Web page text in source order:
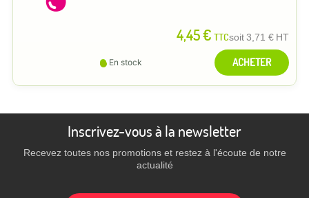
4,45 € TTCsoit3,71 € HT
En stock ACHETER
Inscrivez-vous à la newsletter
Recevez toutes nos promotions et restez à l'écoute de notre
actualité